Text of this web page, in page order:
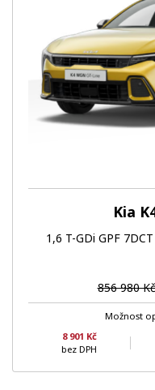
Kia
1,6 T-GDi GPF 7DCT
856 980 Kč
Možnost
8 901 Kč
bez DPH